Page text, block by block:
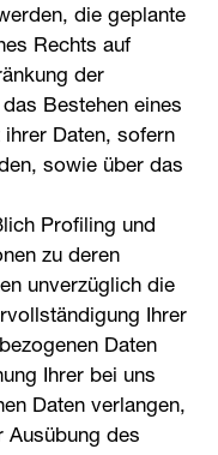
die geplante
Rechts auf
der
Bestehen eines
Daten, sofern
sowie über das
Profiling und
zu deren
unverzüglich die
Ihrer
Daten
Ihrer bei uns
Daten verlangen,
Ausübung des